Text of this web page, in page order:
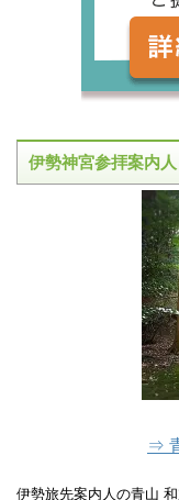
伊勢神宮参拝案内人
⇒
伊勢旅先案内人の青山